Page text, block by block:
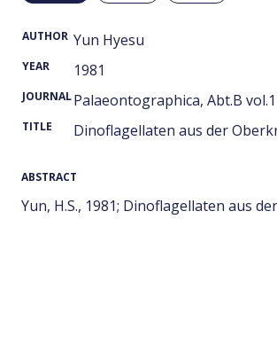
AUTHOR Yun Hyesu
YEAR 1981
JOURNALPalaeontographica, Abt.B
TITLE Dinoflagellaten aus der
ABSTRACT
Yun, H.S., 1981; Dinoflagellaten aus